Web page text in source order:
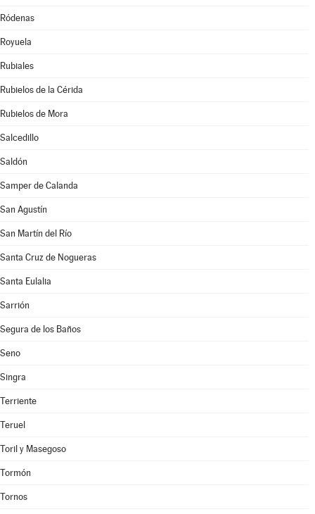
Ródenas
Royuela
Rubiales
Rubielos de la Cérida
Rubielos de Mora
Salcedillo
Saldón
Samper de Calanda
San Agustín
San Martín del Río
Santa Cruz de Nogueras
Santa Eulalia
Sarrión
Segura de los Baños
Seno
Singra
Terriente
Teruel
Toril y Masegoso
Tormón
Tornos